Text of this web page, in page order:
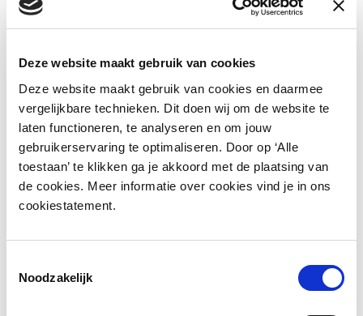
Deze website maakt gebruik van cookies
Deze website maakt gebruik van cookies en daarmee
vergelijkbare technieken. Dit doen wij om de website te
laten functioneren, te analyseren en om jouw
gebruikerservaring te optimaliseren. Door op ‘Alle
toestaan’ te klikken ga je akkoord met de plaatsing van
de cookies. Meer informatie over cookies vind je in ons
cookiestatement.
Noodzakelijk